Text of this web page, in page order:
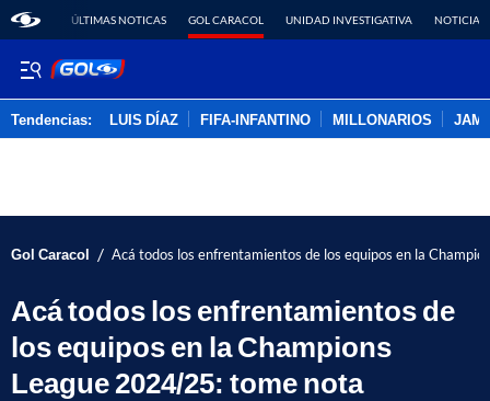
ÚLTIMAS NOTICAS GOL CARACOL UNIDAD INVESTIGATIVA NOTICIAS
Tendencias: LUIS DÍAZ FIFA-INFANTINO MILLONARIOS
Gol Caracol / Acá todos los enfrentamientos de los equipos en la
Acá todos los enfrentamientos de
los equipos en la Champions
League 2024/25: tome nota